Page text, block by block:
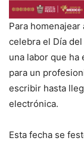
Para
celebra el Día
una labor que ha
para un
escribir hasta
electrónica.
Esta fecha se